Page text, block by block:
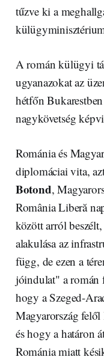
tűzve ki a
A román külügyi
ugyanazokat az
hétfőn
nagykövetség
Románia és
diplomáciai vita,
Botond,
România Liberă
között arról
alakulása az
függ, de ezen a
jóindulat" a román
hogy a Szeged-
Magyarország
és hogy a határon
Románia miatt